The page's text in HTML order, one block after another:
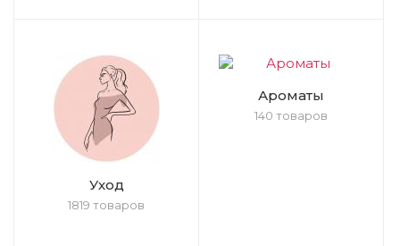
Уход
1819 товаров
Ароматы
140 товаров